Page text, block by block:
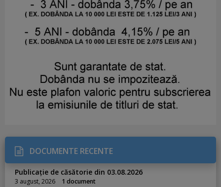
DOCUMENTE RECENTE
Publicație de căsătorie din 03.08.2026
3 august, 2026 1 document